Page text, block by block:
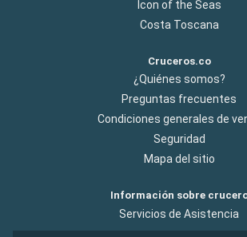
Icon of the Seas
Costa Toscana
Cruceros.co
¿Quiénes somos?
Preguntas frecuentes
Condiciones generales de
Seguridad
Mapa del sitio
Información sobre
Servicios de Asistencia